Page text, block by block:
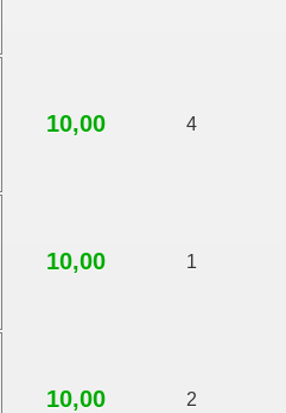
10,00 4
10,00 1
10,00 2